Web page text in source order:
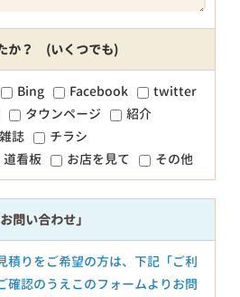
か？ (いくつでも)
Bing Facebook
twitter
タウンページ
紹介
雑誌
チラシ
道看板 お店を見て その他
お問い合わせ」
積りをご希望の方は、下記「ご利
確認のうえこのフォームよりお問